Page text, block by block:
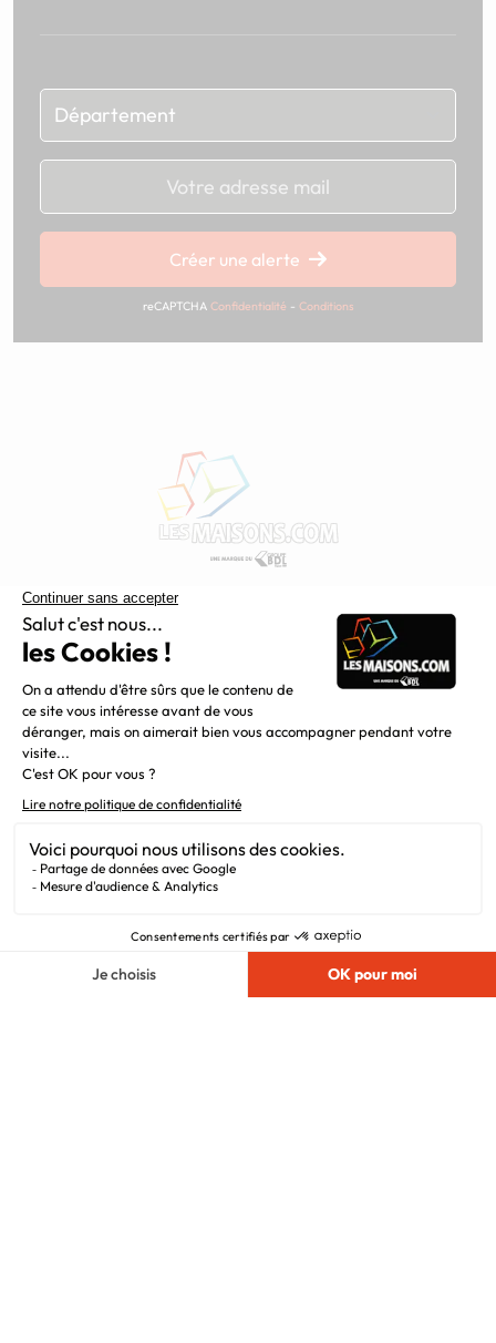
Chargement...
Créer une alerte
reCAPTCHA Confidentialité - Conditions
Constructeur de maisons individuelles, Maisons.com est une
filiale du Groupe BDL, leader de la construction dans le
grand nord de la France.
Liens utiles
Newsletter
Mentions légales
Plan du site